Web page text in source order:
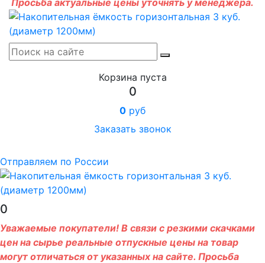
Просьба актуальные цены уточнять у менеджера.
Корзина пуста
0
0 руб
Заказать звонок
Отправляем по России
0
Уважаемые покупатели! В связи с резкими скачками
цен на сырье реальные отпускные цены на товар
могут отличаться от указанных на сайте. Просьба